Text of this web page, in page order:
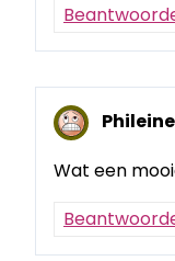
Phileine
Wat een